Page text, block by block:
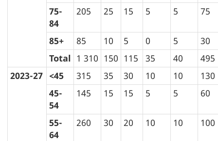
75-
84
205 25 15 5 5 75
85+ 85 10 5 0 5
30
Total 1 310 150 115 35 40
495
2023-27 <45 315 35 30 10 10
130
45-
54
145 15 15 5 5 60
55-
64
260 30 20 10 10 100